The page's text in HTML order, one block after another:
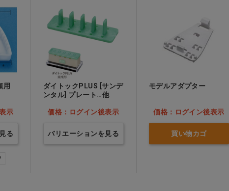
用
示
る
ダイトックPLUS [サンデ
ンタル] プレート…他
価格：ログイン後表示
バリエーションを見る
モデルアダプター
価格：ログイン後表示
買い物カゴ